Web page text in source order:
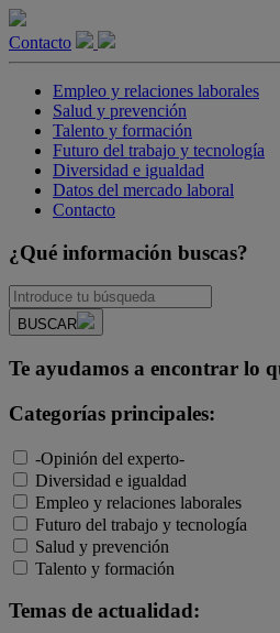
Contacto
Empleo y relaciones laborales
Salud y prevención
Talento y formación
Futuro del trabajo y tecnología
Diversidad e igualdad
Datos del mercado laboral
Contacto
¿Qué información buscas?
BUSCAR
Te ayudamos a encontrar lo
Categorías principales:
-Opinión del experto-
Diversidad e igualdad
Empleo y relaciones laborales
Futuro del trabajo y tecnología
Salud y prevención
Talento y formación
Temas de actualidad: